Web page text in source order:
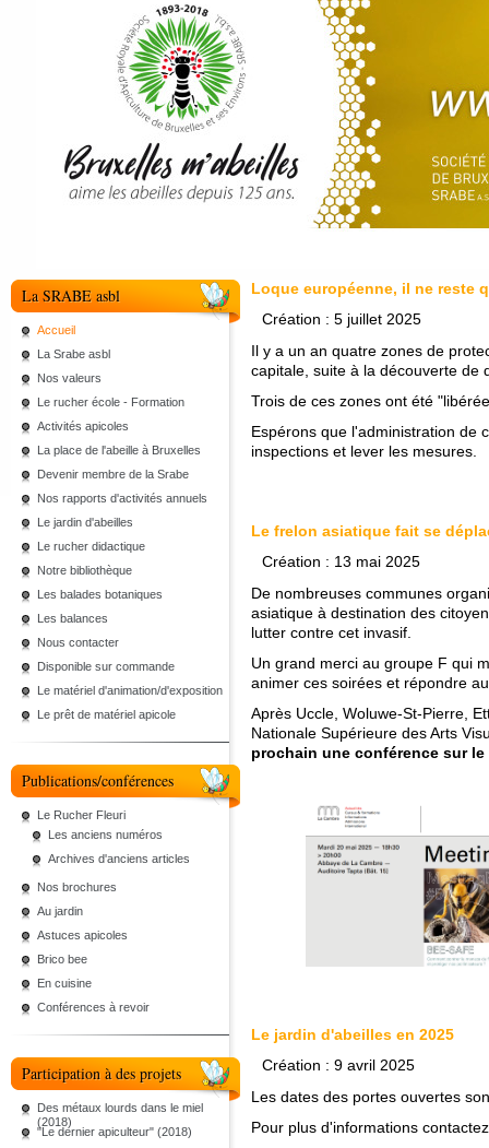
La SRABE asbl
Accueil
La Srabe asbl
Nos valeurs
Le rucher école - Formation
Activités apicoles
La place de l'abeille à Bruxelles
Devenir membre de la Srabe
Nos rapports d'activités annuels
Le jardin d'abeilles
Le rucher didactique
Notre bibliothèque
Les balades botaniques
Les balances
Nous contacter
Disponible sur commande
Le matériel d'animation/d'exposition
Le prêt de matériel apicole
Publications/conférences
Le Rucher Fleuri
Les anciens numéros
Archives d'anciens articles
Nos brochures
Au jardin
Astuces apicoles
Brico bee
En cuisine
Conférences à revoir
Participation à des projets
Des métaux lourds dans le miel
(2018)
"Le dernier apiculteur" (2018)
Loque européenne, il ne reste
Création : 5 juillet 2025
Il y a un an quatre zones de
capitale, suite à la découverte de
Trois de ces zones ont été
Espérons que l'administration de
inspections et lever les mesures.
Le frelon asiatique fait se
Création : 13 mai 2025
De nombreuses communes
asiatique à destination des
lutter contre cet invasif.
Un grand merci au groupe F qui
animer ces soirées et répondre
Après Uccle, Woluwe-St-Pierre,
Nationale Supérieure des Arts
prochain une conférence sur
Le jardin d'abeilles en 2025
Création : 9 avril 2025
Les dates des portes ouvertes
Pour plus d'informations